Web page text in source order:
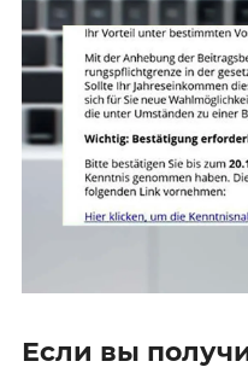
Если вы